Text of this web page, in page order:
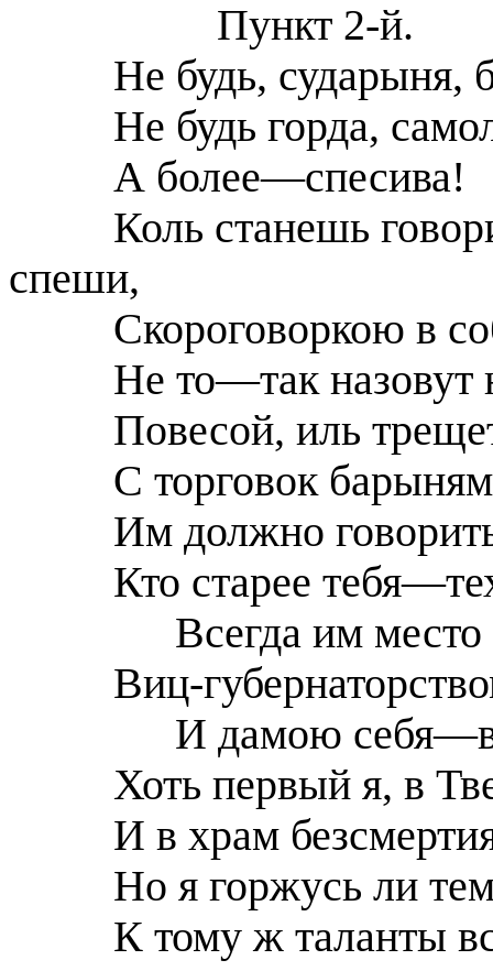
Пункт 2-й.
Не будь, сударыня,
Не будь горда,
А более—спесива!
Коль станешь
спеши,
Скороговоркою в
Не то—так назовут
Повесой, иль
С торговок
Им должно
Кто старее
Всегда им место
Виц-
И дамою
Хоть первый я, в
И в храм
Но я горжусь ли
К тому ж таланты